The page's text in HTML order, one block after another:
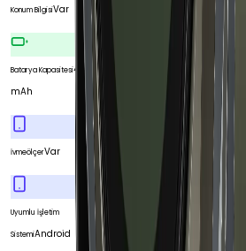
Konum BilgisiVar
Batarya Kapasitesi425
mAh
İvmeölçerVar
Uyumlu İşletim
SistemiAndroid